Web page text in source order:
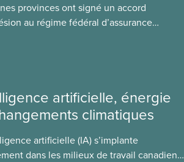
provinces ont signé un accord
au régime fédéral d’assurance
artificielle, énergie
climatiques
artificielle (IA) s’implante
dans les milieux de travail canadiens,